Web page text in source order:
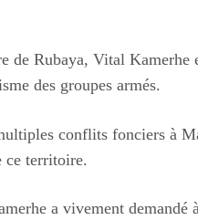
de Rubaya, Vital
des groupes armés.
conflits fonciers à
ce territoire.
a vivement demandé